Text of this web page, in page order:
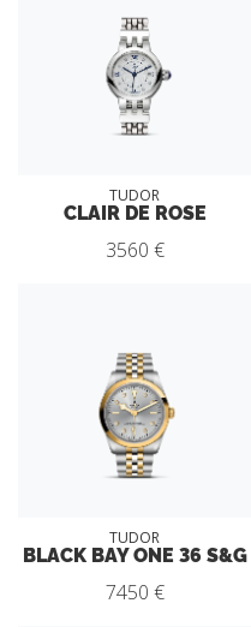
TUDOR
CLAIR DE ROSE
3560 €
TUDOR
BLACK BAY ONE 36 S&G
7450 €